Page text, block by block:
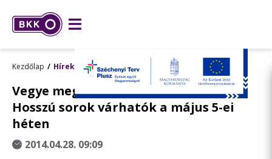
Kezdőlap Hírek
Vegye meg előre májusi bérletét! -
Hosszú sorok várhatók a május 5-ei
héten
2014.04.28. 09:09